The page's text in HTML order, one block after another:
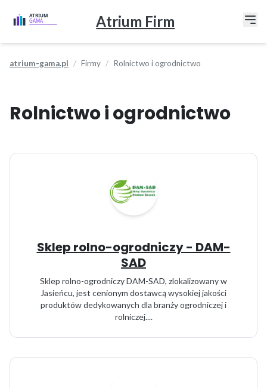
Atrium Firm
atrium-gama.pl Firmy Rolnictwo i ogrodnictwo
Rolnictwo i ogrodnictwo
Sklep rolno-ogrodniczy - DAM-
SAD
Sklep rolno-ogrodniczy DAM-SAD, zlokalizowany w
Jasieńcu, jest cenionym dostawcą wysokiej jakości
produktów dedykowanych dla branży ogrodniczej i
rolniczej....